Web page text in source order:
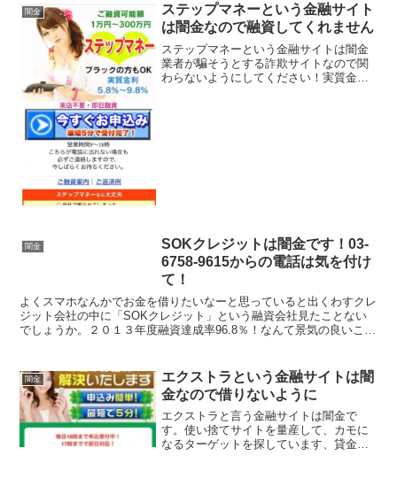
闇金
ステップマネーという金融サイト
は闇金なので融資してくれません
ステップマネーという金融サイトは闇金
業者が騙そうとする詐欺サイトなので関
わらないようにしてください！実質金利
闇金
SOKクレジットは闇金です！03-
6758-9615からの電話は気を付け
て！
よくスマホなんかでお金を借りたいなーと思っていると出くわすクレ
ジット会社の中に「SOKクレジット」という融資会社見たことない
でしょうか。２０１３年度融資達成率96.8％！なんて景気の良いこと
闇金
エクストラという金融サイトは闇
金なので借りないように
エクストラと言う金融サイトは闇金で
す。使い捨てサイトを量産して、カモに
なるターゲットを探しています、貸金会